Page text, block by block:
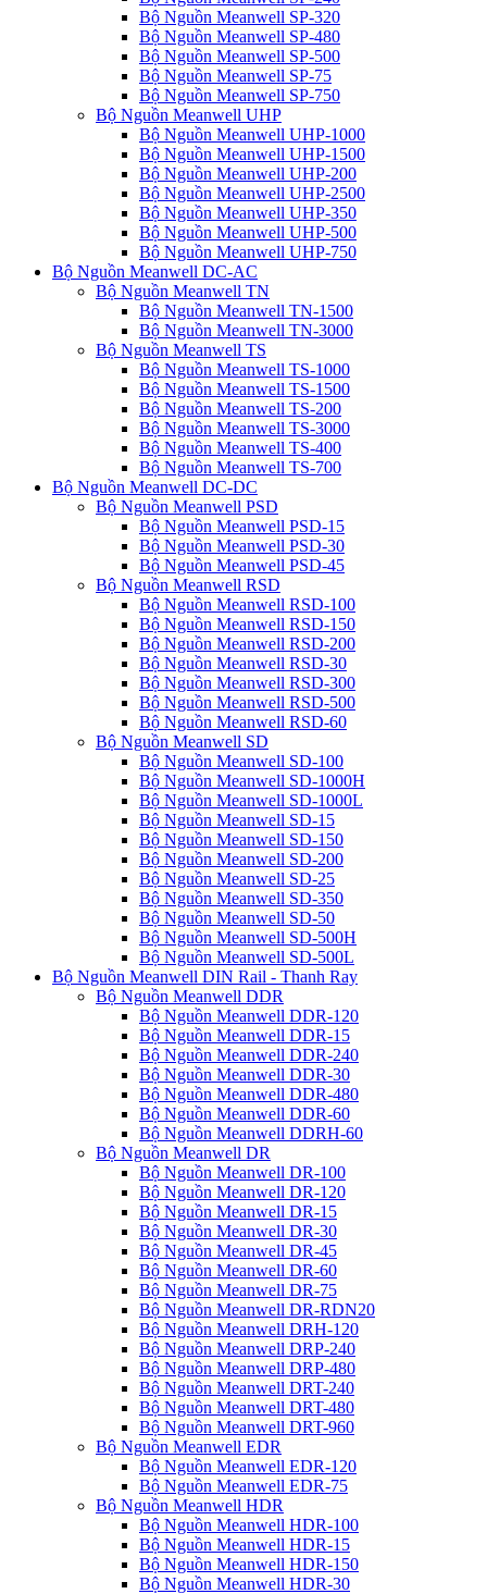
Bộ Nguồn Meanwell SP-320
Bộ Nguồn Meanwell SP-480
Bộ Nguồn Meanwell SP-500
Bộ Nguồn Meanwell SP-75
Bộ Nguồn Meanwell SP-750
Bộ Nguồn Meanwell UHP
Bộ Nguồn Meanwell UHP-1000
Bộ Nguồn Meanwell UHP-1500
Bộ Nguồn Meanwell UHP-200
Bộ Nguồn Meanwell UHP-2500
Bộ Nguồn Meanwell UHP-350
Bộ Nguồn Meanwell UHP-500
Bộ Nguồn Meanwell UHP-750
Bộ Nguồn Meanwell DC-AC
Bộ Nguồn Meanwell TN
Bộ Nguồn Meanwell TN-1500
Bộ Nguồn Meanwell TN-3000
Bộ Nguồn Meanwell TS
Bộ Nguồn Meanwell TS-1000
Bộ Nguồn Meanwell TS-1500
Bộ Nguồn Meanwell TS-200
Bộ Nguồn Meanwell TS-3000
Bộ Nguồn Meanwell TS-400
Bộ Nguồn Meanwell TS-700
Bộ Nguồn Meanwell DC-DC
Bộ Nguồn Meanwell PSD
Bộ Nguồn Meanwell PSD-15
Bộ Nguồn Meanwell PSD-30
Bộ Nguồn Meanwell PSD-45
Bộ Nguồn Meanwell RSD
Bộ Nguồn Meanwell RSD-100
Bộ Nguồn Meanwell RSD-150
Bộ Nguồn Meanwell RSD-200
Bộ Nguồn Meanwell RSD-30
Bộ Nguồn Meanwell RSD-300
Bộ Nguồn Meanwell RSD-500
Bộ Nguồn Meanwell RSD-60
Bộ Nguồn Meanwell SD
Bộ Nguồn Meanwell SD-100
Bộ Nguồn Meanwell SD-1000H
Bộ Nguồn Meanwell SD-1000L
Bộ Nguồn Meanwell SD-15
Bộ Nguồn Meanwell SD-150
Bộ Nguồn Meanwell SD-200
Bộ Nguồn Meanwell SD-25
Bộ Nguồn Meanwell SD-350
Bộ Nguồn Meanwell SD-50
Bộ Nguồn Meanwell SD-500H
Bộ Nguồn Meanwell SD-500L
Bộ Nguồn Meanwell DIN Rail - Thanh Ray
Bộ Nguồn Meanwell DDR
Bộ Nguồn Meanwell DDR-120
Bộ Nguồn Meanwell DDR-15
Bộ Nguồn Meanwell DDR-240
Bộ Nguồn Meanwell DDR-30
Bộ Nguồn Meanwell DDR-480
Bộ Nguồn Meanwell DDR-60
Bộ Nguồn Meanwell DDRH-60
Bộ Nguồn Meanwell DR
Bộ Nguồn Meanwell DR-100
Bộ Nguồn Meanwell DR-120
Bộ Nguồn Meanwell DR-15
Bộ Nguồn Meanwell DR-30
Bộ Nguồn Meanwell DR-45
Bộ Nguồn Meanwell DR-60
Bộ Nguồn Meanwell DR-75
Bộ Nguồn Meanwell DR-RDN20
Bộ Nguồn Meanwell DRH-120
Bộ Nguồn Meanwell DRP-240
Bộ Nguồn Meanwell DRP-480
Bộ Nguồn Meanwell DRT-240
Bộ Nguồn Meanwell DRT-480
Bộ Nguồn Meanwell DRT-960
Bộ Nguồn Meanwell EDR
Bộ Nguồn Meanwell EDR-120
Bộ Nguồn Meanwell EDR-75
Bộ Nguồn Meanwell HDR
Bộ Nguồn Meanwell HDR-100
Bộ Nguồn Meanwell HDR-15
Bộ Nguồn Meanwell HDR-150
Bộ Nguồn Meanwell HDR-30